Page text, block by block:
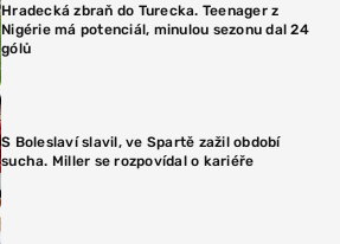
Hradecká zbraň do Turecka. Teenager z
Nigérie má potenciál, minulou sezonu dal 24
gólů
S Boleslaví slavil, ve Spartě zažil období
sucha. Miller se rozpovídal o kariéře